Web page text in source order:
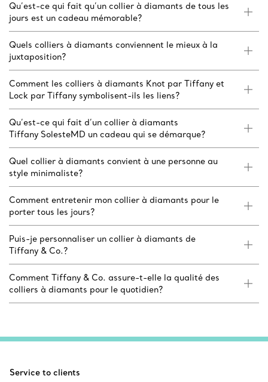
Qu’est-ce qui fait qu’un collier à diamants de tous les
jours est un cadeau mémorable?
Quels colliers à diamants conviennent le mieux à la
juxtaposition?
Comment les colliers à diamants Knot par Tiffany et
Lock par Tiffany symbolisent-ils les liens?
Qu’est-ce qui fait d’un collier à diamants
Tiffany SolesteMD un cadeau qui se démarque?
Quel collier à diamants convient à une personne au
style minimaliste?
Comment entretenir mon collier à diamants pour le
porter tous les jours?
Puis-je personnaliser un collier à diamants de
Tiffany & Co.?
Comment Tiffany & Co. assure-t-elle la qualité des
colliers à diamants pour le quotidien?
Service to clients